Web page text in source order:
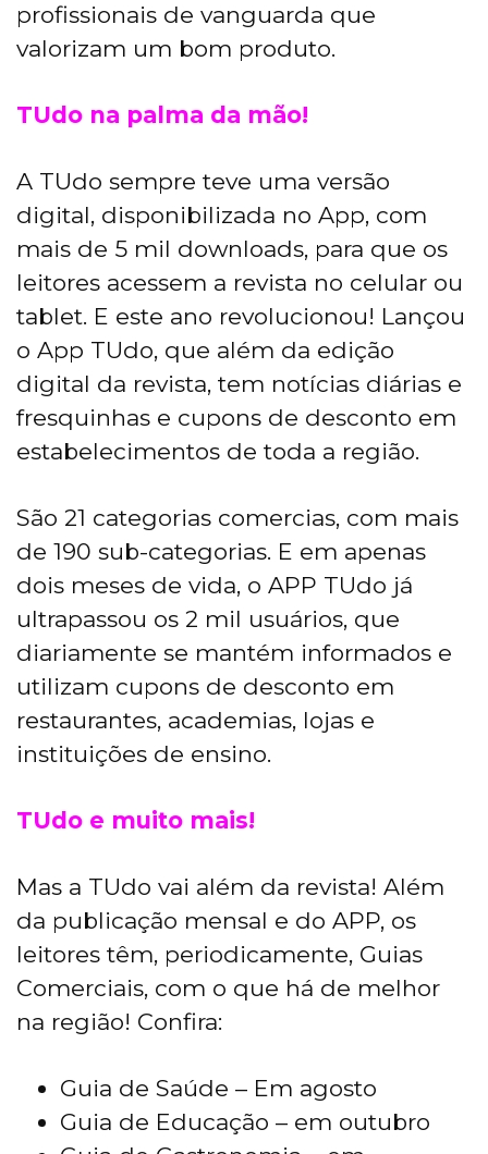
profissionais de vanguarda que
valorizam um bom produto.
TUdo na palma da mão!
A TUdo sempre teve uma versão
digital, disponibilizada no App, com
mais de 5 mil downloads, para que os
leitores acessem a revista no celular ou
tablet. E este ano revolucionou! Lançou
o App TUdo, que além da edição
digital da revista, tem notícias diárias e
fresquinhas e cupons de desconto em
estabelecimentos de toda a região.
São 21 categorias comercias, com mais
de 190 sub-categorias. E em apenas
dois meses de vida, o APP TUdo já
ultrapassou os 2 mil usuários, que
diariamente se mantém informados e
utilizam cupons de desconto em
restaurantes, academias, lojas e
instituições de ensino.
TUdo e muito mais!
Mas a TUdo vai além da revista! Além
da publicação mensal e do APP, os
leitores têm, periodicamente, Guias
Comerciais, com o que há de melhor
na região! Confira:
Guia de Saúde – Em agosto
Guia de Educação – em outubro